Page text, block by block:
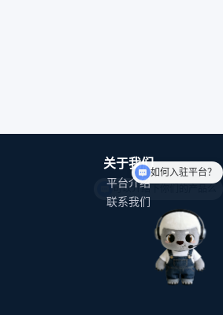
关于我们
平台介绍
联系我们
可以介绍下你们的产品么